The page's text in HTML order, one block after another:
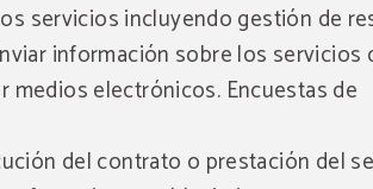
servicios incluyendo gestión de
información sobre los servicios
medios electrónicos. Encuestas de
del contrato o prestación del